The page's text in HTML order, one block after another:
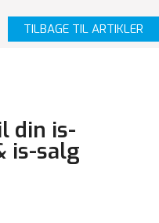
TILBAGE TIL ARTIKLER
din is-
is-salg